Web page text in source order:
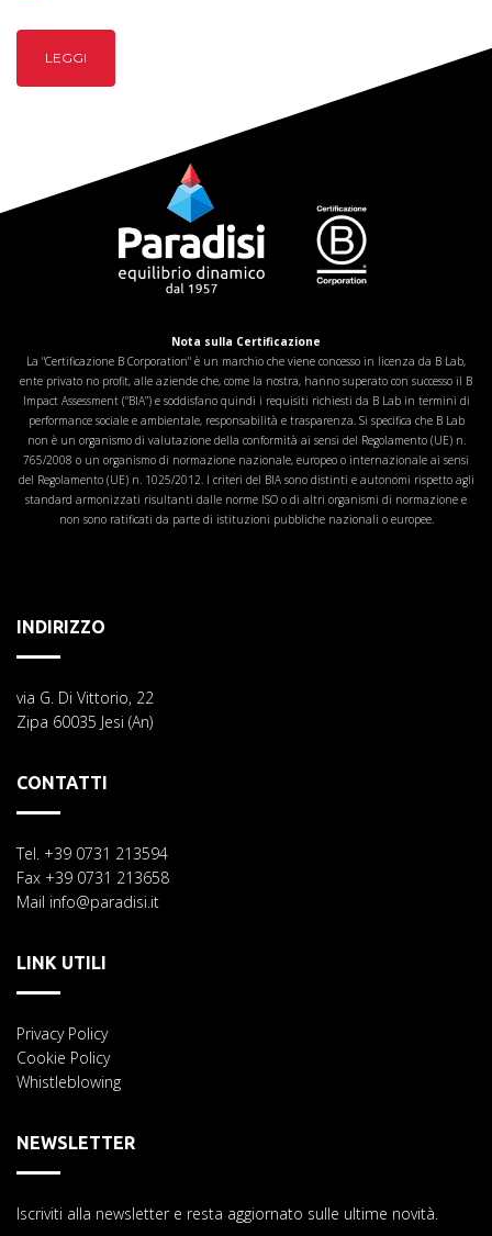
LEGGI
Nota sulla Certificazione
La "Certificazione B Corporation" è un marchio che viene concesso in licenza da B Lab,
ente privato no profit, alle aziende che, come la nostra, hanno superato con successo il B
Impact Assessment (“BIA”) e soddisfano quindi i requisiti richiesti da B Lab in termini di
performance sociale e ambientale, responsabilità e trasparenza. Si specifica che B Lab
non è un organismo di valutazione della conformità ai sensi del Regolamento (UE) n.
765/2008 o un organismo di normazione nazionale, europeo o internazionale ai sensi
del Regolamento (UE) n. 1025/2012. I criteri del BIA sono distinti e autonomi rispetto agli
standard armonizzati risultanti dalle norme ISO o di altri organismi di normazione e
non sono ratificati da parte di istituzioni pubbliche nazionali o europee.
INDIRIZZO
via G. Di Vittorio, 22
Zipa 60035 Jesi (An)
CONTATTI
Tel. +39 0731 213594
Fax +39 0731 213658
Mail info@paradisi.it
LINK UTILI
Privacy Policy
Cookie Policy
Whistleblowing
NEWSLETTER
Iscriviti alla newsletter e resta aggiornato sulle ultime novità.